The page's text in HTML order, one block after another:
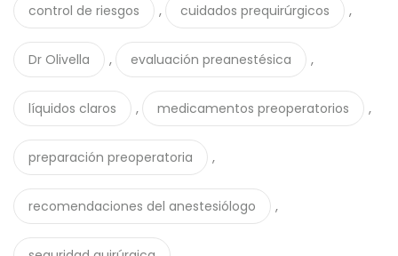
control de riesgos , cuidados prequirúrgicos ,
Dr Olivella , evaluación preanestésica ,
líquidos claros , medicamentos preoperatorios ,
preparación preoperatoria ,
recomendaciones del anestesiólogo ,